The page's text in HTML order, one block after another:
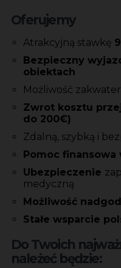
Oferujemy
Atrakcyjną stawkę
Bezpieczny
obiektach
Możliwość
Zwrot kosztu
do 200€)
Zdalną, szybką i
Pomoc
Ubezpieczenie
medyczną
Możliwość
Stałe wsparcie
Do Twoich
należeć będzie: